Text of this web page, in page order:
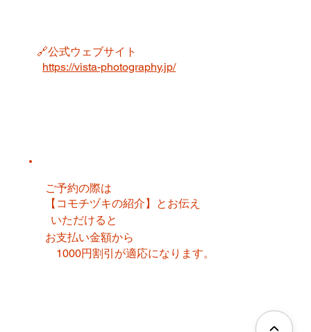
🔗公式ウェブサイト
https://vista-photography.jp/
ご予約の際は
【コモチヅキの紹介】とお伝え
いただけると
お支払い金額から
1000円割引が適応になります。